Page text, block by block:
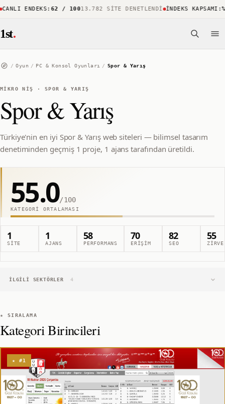
ENDEKS:62 / 10013.782 SITE DENETLENDI İNDEKS KAPSAMI:
1st.
/ Oyun / PC & Konsol Oyunları / Spor & Yarış
MIKRO NIŞ · SPOR & YARIŞ
Spor & Yarış
Türkiye'nin en iyi Spor & Yarış web siteleri — bilimsel tasarım
denetiminden geçmiş 1 proje, 1 ajans tarafından üretildi.
55.0/100
KATEGORI ORTALAMASI
1
SITE
1
AJANS
58
PERFORMANS
70
ERIŞIM
82
SEO
55
ZIRVE
İLGILI SEKTÖRLER 4
★ SIRALAMA
Kategori Birincileri
★ #1